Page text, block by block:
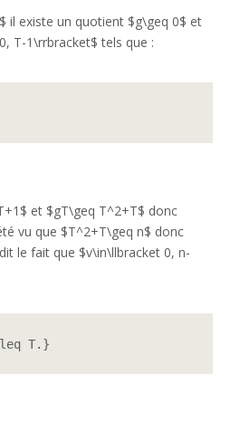
il existe un quotient $g\geq 0$ et
T-1\rrbracket$ tels que :
et $gT\geq T^2+T$ donc
vu que $T^2+T\geq n$ donc
le fait que $v\in\llbracket 0, n-
T.}